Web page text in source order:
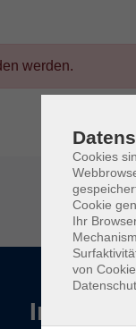
werden.
Inhalte
Cookies
Cookie
Ihr
von